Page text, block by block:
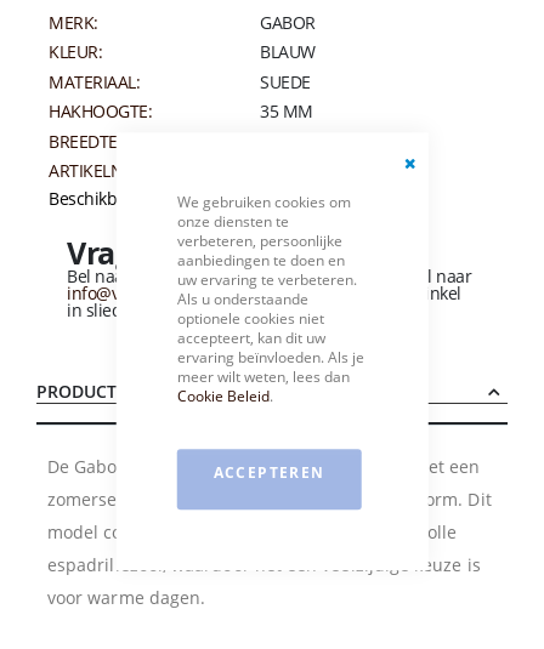
We gebruiken cookies om
onze diensten te
verbeteren, persoonlijke
aanbiedingen te doen en
uw ervaring te verbeteren.
Als u onderstaande
optionele cookies niet
accepteert, kan dit uw
ervaring beïnvloeden. Als je
meer wilt weten, lees dan
Cookie Beleid.
ACCEPTEREN
MERK:
GABOR
KLEUR:
BLAUW
MATERIAAL:
SUEDE
HAKHOOGTE:
35 MM
BREEDTEMAAT:
ARTIKELNUMMER:
Beschikbaarheid:Niet op voorraad
Vragen over dit product?
Bel naar +31 (0)184 - 412 135of stuur een e-mail naar
info@vandervliesschoenen.nlof bezoek onze winkel
in sliedrecht (Zie routebeschrijving).
PRODUCTBESCHRIJVING
De Gabor 81.712.26 is een elegante sandaal met een
zomerse uitstraling en een comfortabele pasvorm. Dit
model combineert soepel suede met een stijlvolle
espadrillezool, waardoor het een veelzijdige keuze is
voor warme dagen.